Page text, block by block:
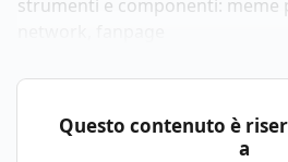
strumenti e componenti: meme
Questo contenuto è
a